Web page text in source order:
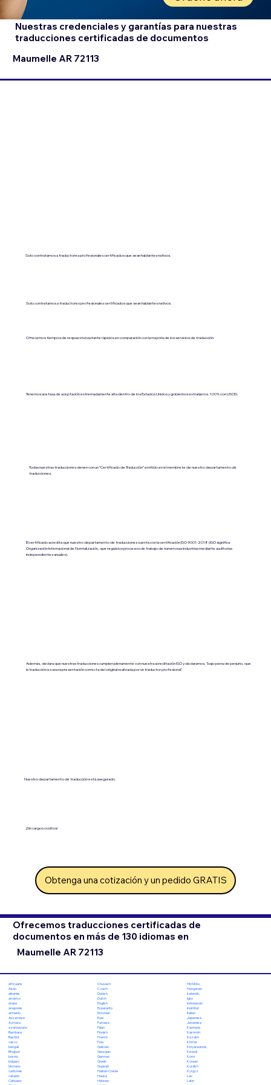
Nuestras credenciales y garantías para nuestras
traducciones certificadas de documentos
Maumelle AR 72113
Solo contratamos a traductores profesionales certificados que sean hablantes nativos.
Solo contratamos a traductores profesionales certificados que sean hablantes nativos.
Ofrecemos tiempos de respuesta bastante rápidos en comparación con la mayoría de los servicios de traducción.
Tenemos una tasa de aceptación extremadamente alta dentro de los Estados Unidos y gobiernos extranjeros. 100% con USCIS.
Todas nuestras traducciones vienen con un “Certificado de Traducción” emitido en el membrete de nuestro departamento de
traducciones.
El certificado acredita que nuestro departamento de traducciones cuenta con la certificación ISO 9001:2018 (ISO significa
Organización Internacional de Normalización, que regula los procesos de trabajo de numerosas industrias mediante auditorías
independientes anuales).
Además, declara que nuestras traducciones cumplen plenamente con nuestra acreditación ISO y declaramos, "bajo pena de perjurio, que
la traducción es una representación correcta del original realizada por un traductor profesional".
Nuestro departamento de traducción está asegurado.
¡Sin cargos ocultos!
Obtenga una cotización y un pedido GRATIS
Ofrecemos traducciones certificadas de
documentos en más de 130 idiomas en
Maumelle AR 72113
africaans
Akan
albanés
amárico
árabe
aragonés
armenio
Assamese
Aymara
azerbaiyano
Bambara
Bashkir
vasco
bengalí
Bhojpuri
bosnio
búlgaro
birmano
cantonés
catalán
Cebuano
Chuvash
Czech
Danish
Dutch
English
Esperanto
Estonian
Ewe
Faroese
Fijian
Finnish
French
Fula
Galician
Georgian
German
Greek
Gujarati
Haitian Creole
Hausa
Hebrew
Hiri Motu
Hungarian
Icelandic
Igbo
Indonesian
Inuktitut
Italian
Japanese
Javanese
Kannada
Kashmiri
Kazakh
Khmer
Kinyarwanda
Kirundi
Komi
Korean
Kurdish
Kyrgyz
Lao
Latin